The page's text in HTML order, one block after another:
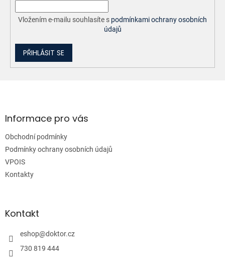
Vložením e-mailu souhlasíte s podmínkami ochrany osobních
údajů
PŘIHLÁSIT SE
aInformace pro vás
Obchodní podmínky
Podmínky ochrany osobních údajů
VPOIS
Kontakty
Kontakt
eshop@doktor.cz
730 819 444